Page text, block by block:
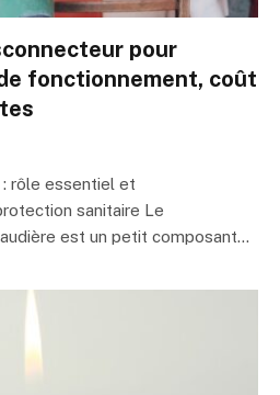
pour
fonctionnement, coût
: rôle essentiel et
sanitaire Le
est un petit composant…